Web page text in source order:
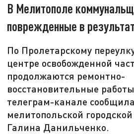
В Мелитополе
поврежденные в
По Пролетарскому
центре освобожденной
продолжаются ремонтно-
восстановительные
телеграм-канале
мелитопольской
Галина Данильченко.